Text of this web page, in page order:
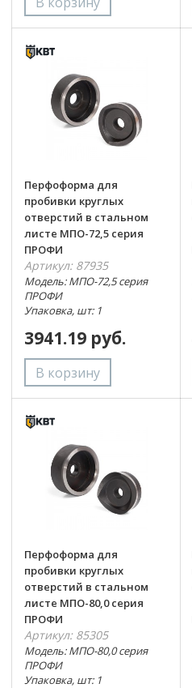
Перфоформа для
пробивки круглых
отверстий в стальном
листе МПО-72,5 серия
ПРОФИ
Артикул: 87935
Модель: МПО-72,5 серия
ПРОФИ
Упаковка, шт: 1
3941.19 руб.
Перфоформа для
пробивки круглых
отверстий в стальном
листе МПО-80,0 серия
ПРОФИ
Артикул: 85305
Модель: МПО-80,0 серия
ПРОФИ
Упаковка, шт: 1